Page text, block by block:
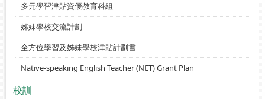
多元學習津貼資優教育科組
姊妹學校交流計劃
全方位學習及姊妹學校津貼計劃書
Native-speaking English Teacher (NET) Grant Plan
校訓